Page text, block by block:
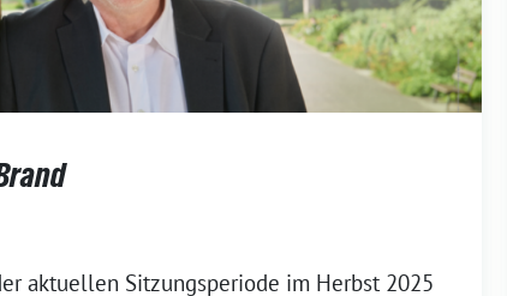
aktuellen Sitzungsperiode im Herbst 2025